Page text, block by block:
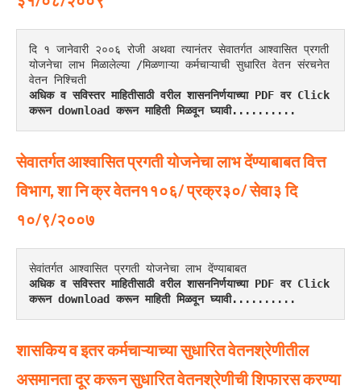
दि १ जानेवारी २००६ रोजी अथवा त्यानंतर सेवातर्गत आश्वासित प्रगती
योजनेचा लाभ मिळालेल्या /मिळणाऱ्या कर्मचाऱ्याची सुधारित वेतन संरचनेत
वेतन निश्चिती
अधिक व सविस्तर माहितीसाठी वरील शासननिर्णयाच्या PDF वर Click
करून download करून माहिती मिळवून घ्यावी..........
सेवातर्गत आश्वासित प्रगती योजनेचा लाभ देंण्याबाबत वित्त
विभाग, शा नि क्र वेतन११०६/ प्रक्र३०/ सेवा३ दि
१०/९/२००७
सेवांतर्गत आश्वासित प्रगती योजनेचा लाभ देंण्याबाबत
अधिक व सविस्तर माहितीसाठी वरील शासननिर्णयाच्या PDF वर Click
करून download करून माहिती मिळवून घ्यावी..........
शासकिय व इतर कर्मचाऱ्याच्या सुधारित वेतनश्रेणीतील
असमानता दूर करून सुधारित वेतनश्रेणीची शिफारस करण्या